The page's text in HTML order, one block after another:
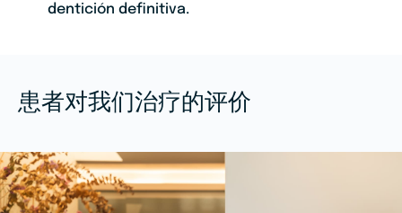
dentición definitiva.
患者对我们治疗的评价